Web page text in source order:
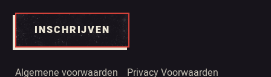
INSCHRIJVEN
Algemene voorwaarden Privacy Voorwaarden